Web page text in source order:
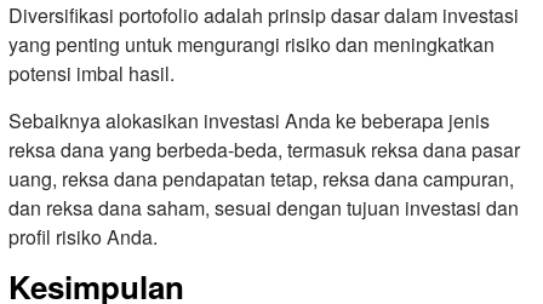
Diversifikasi portofolio adalah prinsip dasar dalam investasi
yang penting untuk mengurangi risiko dan meningkatkan
potensi imbal hasil.
Sebaiknya alokasikan investasi Anda ke beberapa jenis
reksa dana yang berbeda-beda, termasuk reksa dana pasar
uang, reksa dana pendapatan tetap, reksa dana campuran,
dan reksa dana saham, sesuai dengan tujuan investasi dan
profil risiko Anda.
Kesimpulan